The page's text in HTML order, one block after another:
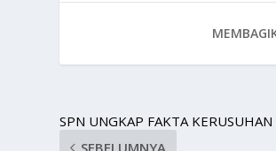
SPN UNGKAP FAKTA
SEBELUMNYA